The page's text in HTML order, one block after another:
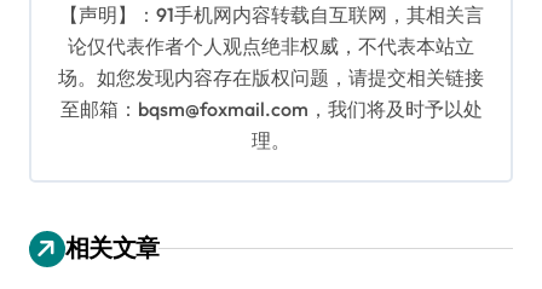
【声明】：91手机网内容转载自互联网，其相关言
论仅代表作者个人观点绝非权威，不代表本站立
场。如您发现内容存在版权问题，请提交相关链接
至邮箱：bqsm@foxmail.com，我们将及时予以处
理。
相关文章